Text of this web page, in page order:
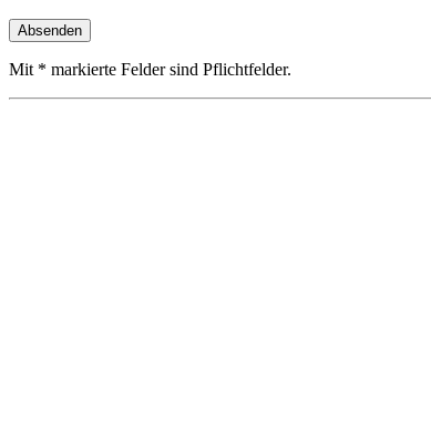
Mit * markierte Felder sind Pflichtfelder.